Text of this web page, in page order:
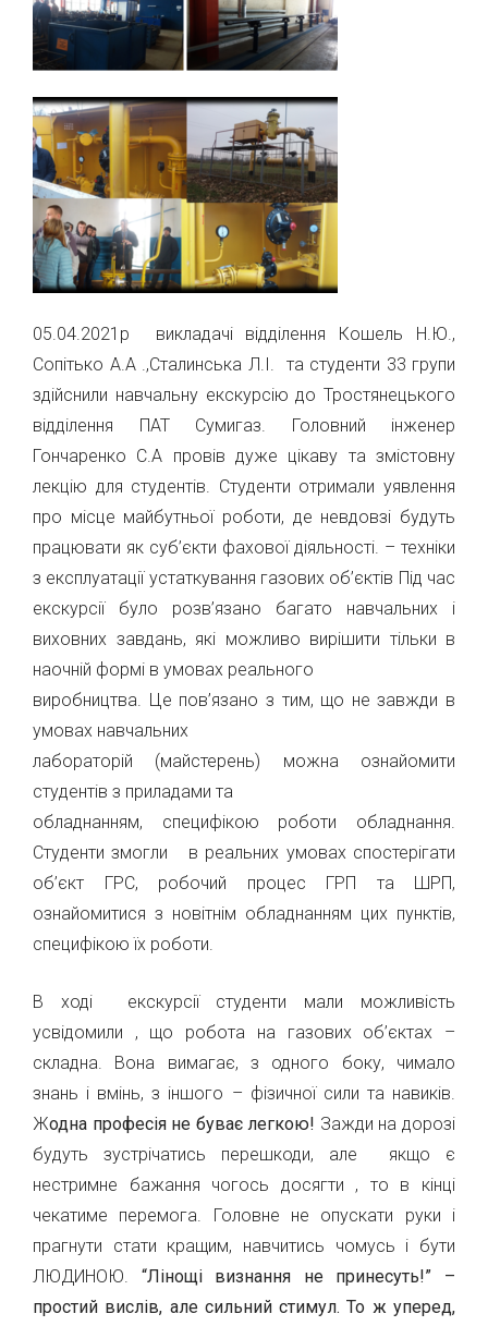
05.04.2021р викладачі відділення Кошель Н.Ю.,
Сопітько А.А .,Сталинська Л.І. та студенти 33 групи
здійснили навчальну екскурсію до Тростянецького
відділення ПАТ Сумигаз. Головний інженер
Гончаренко С.А провів дуже цікаву та змістовну
лекцію для студентів. Студенти отримали уявлення
про місце майбутньої роботи, де невдовзі будуть
працювати як суб’єкти фахової діяльності. – техніки
з експлуатації устаткування газових об’єктів Під час
екскурсії було розв’язано багато навчальних і
виховних завдань, які можливо вирішити тільки в
наочній формі в умовах реального
виробництва. Це пов’язано з тим, що не завжди в
умовах навчальних
лабораторій (майстерень) можна ознайомити
студентів з приладами та
обладнанням, специфікою роботи обладнання.
Студенти змогли в реальних умовах спостерігати
об’єкт ГРС, робочий процес ГРП та ШРП,
ознайомитися з новітнім обладнанням цих пунктів,
специфікою їх роботи.
В ході екскурсії студенти мали можливість
усвідомили , що робота на газових об’єктах –
складна. Вона вимагає, з одного боку, чимало
знань і вмінь, з іншого – фізичної сили та навиків.
Жодна професія не буває легкою! Зажди на дорозі
будуть зустрічатись перешкоди, але якщо є
нестримне бажання чогось досягти , то в кінці
чекатиме перемога. Головне не опускати руки і
прагнути стати кращим, навчитись чомусь і бути
ЛЮДИНОЮ. “Лінощі визнання не принесуть!” –
простий вислів, але сильний стимул. То ж уперед,